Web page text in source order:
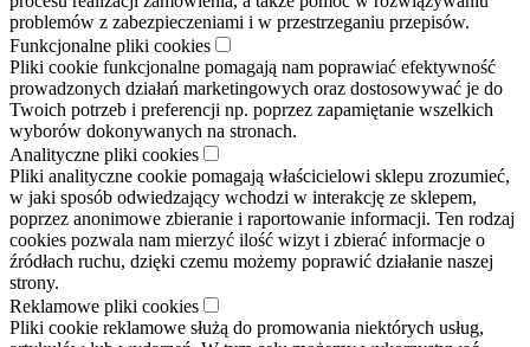
problemów z zabezpieczeniami i w przestrzeganiu przepisów.
Funkcjonalne pliki cookies
Pliki cookie funkcjonalne pomagają nam poprawiać efektywność
prowadzonych działań marketingowych oraz dostosowywać je do
Twoich potrzeb i preferencji np. poprzez zapamiętanie wszelkich
wyborów dokonywanych na stronach.
Analityczne pliki cookies
Pliki analityczne cookie pomagają właścicielowi sklepu zrozumieć,
w jaki sposób odwiedzający wchodzi w interakcję ze sklepem,
poprzez anonimowe zbieranie i raportowanie informacji. Ten rodzaj
cookies pozwala nam mierzyć ilość wizyt i zbierać informacje o
źródłach ruchu, dzięki czemu możemy poprawić działanie naszej
strony.
Reklamowe pliki cookies
Pliki cookie reklamowe służą do promowania niektórych usług,